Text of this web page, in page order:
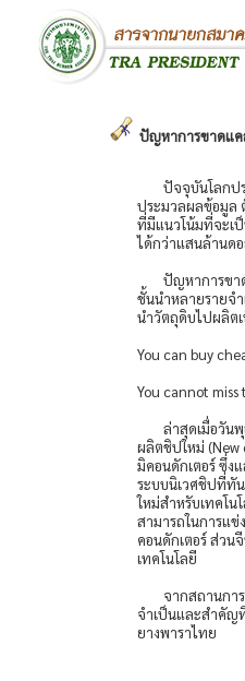
ปัญหาการขาดแค
ปัจจุบันโลกป
ประมวลผลข้อมูล
ที่มีแนวโน้มที่จะเ
ได้กว่าแสนล้านด
ปัญหาการขา
ชั้นนำหลายรายจ
นำวัตถุดิบไปผลิต
You can buy
You cannot
ล่าสุดเมื่อวัน
ผลิตชิปใหม่ (New
มิคอนดักเตอร์ ซึ่ง
ระบบนิเวศชิปที่ทั
ใหม่สำหรับเทคโน
สามารถในการแข่
คอนดักเตอร์ ส่วน
เทคโนโลยี
จากสถานกา
จำเป็นและสำคัญ
ยางพาราไทย